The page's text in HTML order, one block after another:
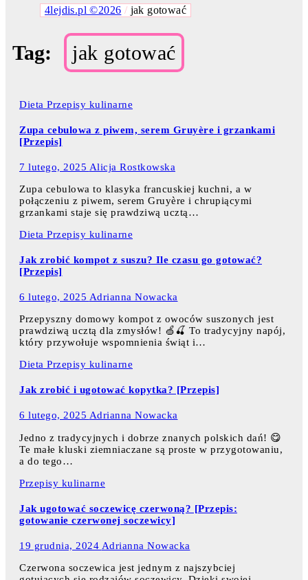
4lejdis.pl ©2026 / jak gotować
Tag: jak gotować
Dieta Przepisy kulinarne
Zupa cebulowa z piwem, serem Gruyère i grzankami
[Przepis]
7 lutego, 2025 Alicja Rostkowska
Zupa cebulowa to klasyka francuskiej kuchni, a w
połączeniu z piwem, serem Gruyère i chrupiącymi
grzankami staje się prawdziwą ucztą…
Dieta Przepisy kulinarne
Jak zrobić kompot z suszu? Ile czasu go gotować?
[Przepis]
6 lutego, 2025 Adrianna Nowacka
Przepyszny domowy kompot z owoców suszonych jest
prawdziwą ucztą dla zmysłów! 🍏🍒 To tradycyjny napój,
który przywołuje wspomnienia świąt i…
Dieta Przepisy kulinarne
Jak zrobić i ugotować kopytka? [Przepis]
6 lutego, 2025 Adrianna Nowacka
Jedno z tradycyjnych i dobrze znanych polskich dań! 😋
Te małe kluski ziemniaczane są proste w przygotowaniu,
a do tego…
Przepisy kulinarne
Jak ugotować soczewicę czerwoną? [Przepis:
gotowanie czerwonej soczewicy]
19 grudnia, 2024 Adrianna Nowacka
Czerwona soczewica jest jednym z najszybciej